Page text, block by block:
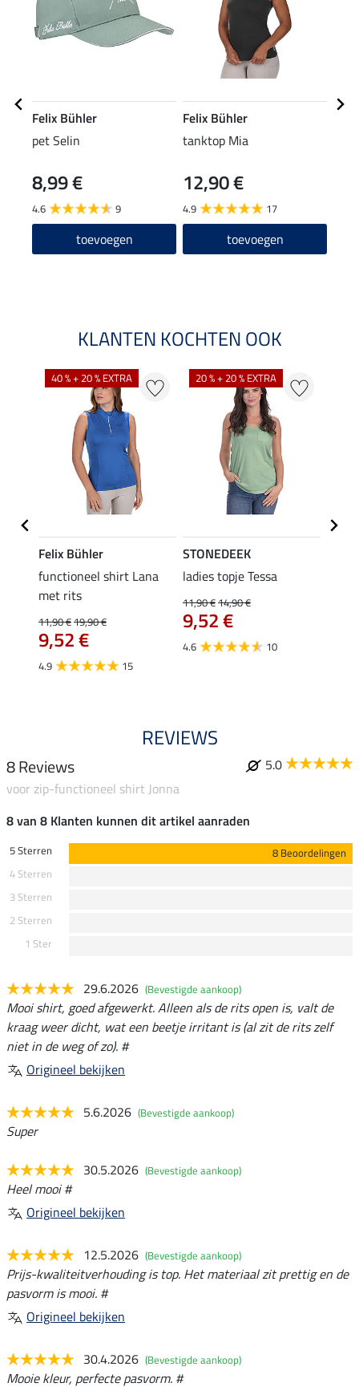
Felix Bühler
pet Selin
8,99 €
4.6 9
toevoegen
Felix Bühler
tanktop Mia
12,90 €
4.9 17
toevoegen
KLANTEN KOCHTEN OOK
40 % + 20 % EXTRA
Felix Bühler
functioneel shirt Lana
met rits
11,90 €19,90 €
9,52 €
4.9 15
20 % + 20 % EXTRA
STONEDEEK
ladies topje Tessa
11,90 €14,90 €
9,52 €
4.6 10
REVIEWS
8 Reviews
5.0
voor zip-functioneel shirt Jonna
8 van 8 Klanten kunnen dit artikel aanraden
5 Sterren
8 Beoordelingen
4 Sterren
3 Sterren
2 Sterren
1 Ster
29.6.2026 (Bevestigde aankoop)
Mooi shirt, goed afgewerkt. Alleen als de rits open is, valt de
kraag weer dicht, wat een beetje irritant is (al zit de rits zelf
niet in de weg of zo). #
Origineel bekijken
5.6.2026 (Bevestigde aankoop)
Super
30.5.2026 (Bevestigde aankoop)
Heel mooi #
Origineel bekijken
12.5.2026 (Bevestigde aankoop)
Prijs-kwaliteitverhouding is top. Het materiaal zit prettig en de
pasvorm is mooi. #
Origineel bekijken
30.4.2026 (Bevestigde aankoop)
Mooie kleur, perfecte pasvorm. #